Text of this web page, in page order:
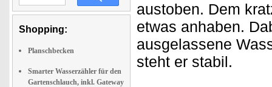
Shopping:
Planschbecken
Smarter Wasserzähler für den
Gartenschlauch, inkl. Gateway
austoben. Dem
etwas anhaben.
ausgelassene
steht er stabil.